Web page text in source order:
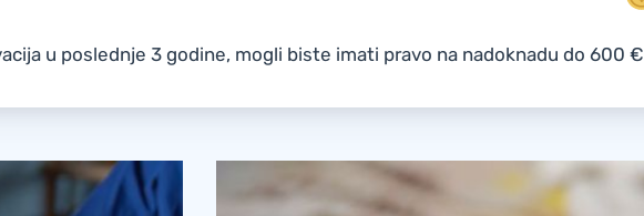
u poslednje 3 godine, mogli biste imati pravo na nadoknadu do 600 €